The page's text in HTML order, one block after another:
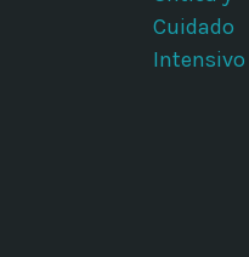
Cuidado
Intensivo